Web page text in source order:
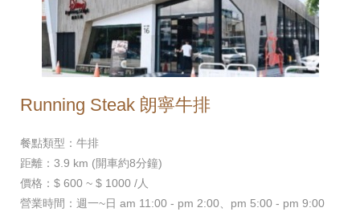
Running Steak 朗寧牛排
餐點類型：牛排
距離：3.9 km (開車約8分鐘)
價格：$ 600 ~ $ 1000 /人
營業時間：週一~日 am 11:00 - pm 2:00、pm 5:00 - pm 9:00